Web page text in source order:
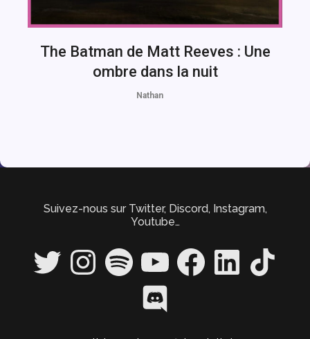
The Batman de Matt Reeves : Une
ombre dans la nuit
Nathan
Suivez-nous sur Twitter, Discord, Instagram,
Youtube…
Twitter InstagramSpotify YouTube FacebookLinkedIn TikTok
Discord